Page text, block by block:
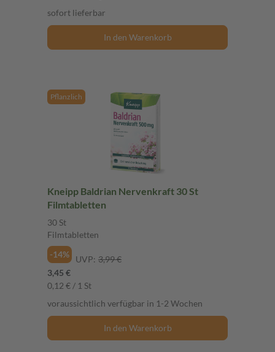
sofort lieferbar
In den Warenkorb
Pflanzlich
Kneipp Baldrian Nervenkraft 30 St
Filmtabletten
30 St
Filmtabletten
-14%
UVP: 3,99 €
3,45 €
0,12 € / 1 St
voraussichtlich verfügbar in 1-2 Wochen
In den Warenkorb